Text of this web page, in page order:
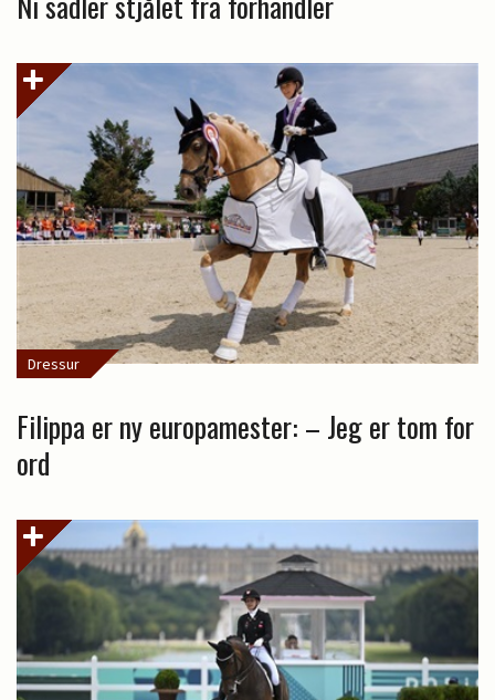
Dressur
Filippa er ny europamester: – Jeg er tom for
ord